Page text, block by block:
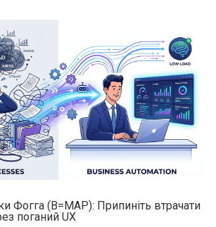
Фогга (B=MAP): Припиніть втрачати
поганий UX